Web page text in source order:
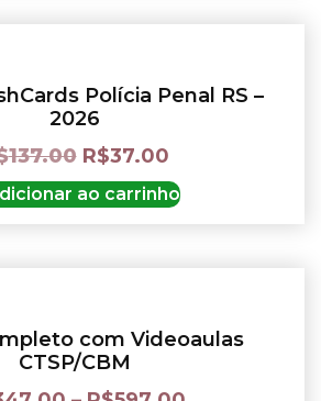
Polícia Penal RS –
2026
137.00 R$37.00
ao carrinho
com Videoaulas
CTSP/CBM